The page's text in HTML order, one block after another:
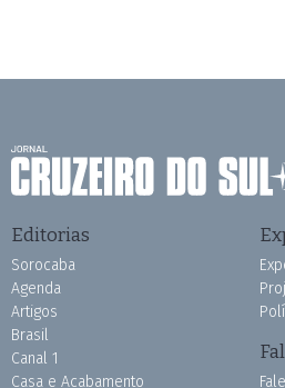
Editorias
Sorocaba
Agenda
Artigos
Brasil
Canal 1
Casa e Acabamento